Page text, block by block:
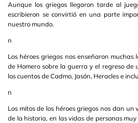
Aunque los griegos llegaron tarde al
escribieron se convirtió en una parte
nuestro mundo.
n
Los héroes griegos nos enseñaron muchas
de Homero sobre la guerra y el regreso de
los cuentos de Cadmo, Jasón, Heracles e
n
Los mitos de los héroes griegos nos dan
de la historia, en las vidas de personas